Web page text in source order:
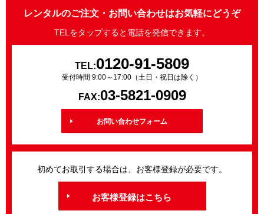
レンタルのご注文・お問い合わせはお気軽にどうぞ
TELをタップすると電話を発信できます。
TEL:0120-91-5809
受付時間 9:00～17:00（土日・祝日は除く）
FAX:03-5821-0909
お問い合わせフォーム
初めてお取引する場合は、お客様登録が必要です。
お客様登録はこちら